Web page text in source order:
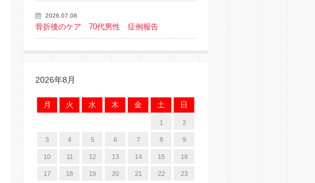
2026.07.08
骨折後のケア 70代男性 症例報告
2026年8月
月 火 水 木 金 土 日
1 2
3 4 5 6 7 8 9
10 11 12 13 14 15 16
17 18 19 20 21 22 23